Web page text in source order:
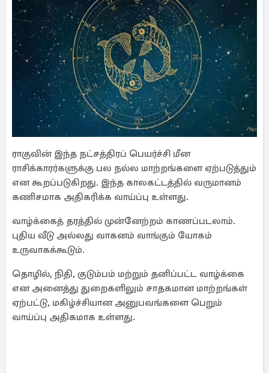
ராகுவின் இந்த நட்சத்திரப் பெயர்ச்சி மீன
ராசிக்காரர்களுக்கு பல நல்ல மாற்றங்களை ஏற்படுத்தும்
என கூறப்படுகிறது. இந்த காலகட்டத்தில் வருமானம்
கணிசமாக அதிகரிக்க வாய்ப்பு உள்ளது.
வாழ்க்கைத் தரத்தில் முன்னேற்றம் காணப்படலாம்.
புதிய வீடு அல்லது வாகனம் வாங்கும் யோகம்
உருவாகக்கூடும்.
தொழில், நிதி, குடும்பம் மற்றும் தனிப்பட்ட வாழ்க்கை
என அனைத்து துறைகளிலும் சாதகமான மாற்றங்கள்
ஏற்பட்டு, மகிழ்ச்சியான அனுபவங்களை பெறும்
வாய்ப்பு அதிகமாக உள்ளது.